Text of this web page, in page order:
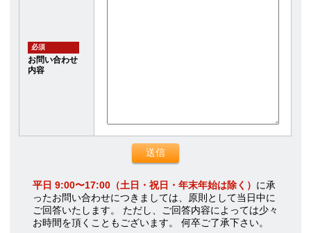
必須
お問い合わせ
内容
平日 9:00〜17:00（土日・祝日・年末年始は除く） に承
ったお問い合わせにつきましては、原則として当日中に
ご回答いたします。 ただし、ご回答内容によっては少々
お時間を頂くこともございます。 何卒ご了承下さい。